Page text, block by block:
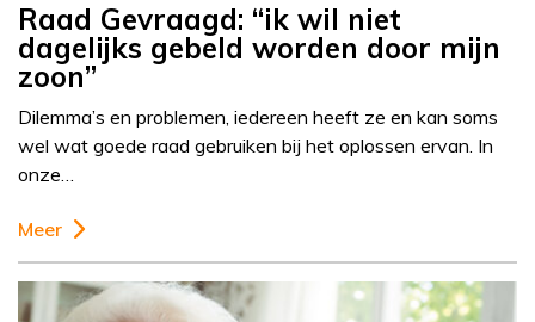
Raad Gevraagd: “ik wil niet
dagelijks gebeld worden door mijn
zoon”
Dilemma’s en problemen, iedereen heeft ze en kan soms
wel wat goede raad gebruiken bij het oplossen ervan. In
onze…
Meer